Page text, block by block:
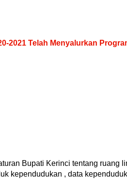
2021 Telah Menyalurkan
Bupati Kerinci tentang ruang
kependudukan , data